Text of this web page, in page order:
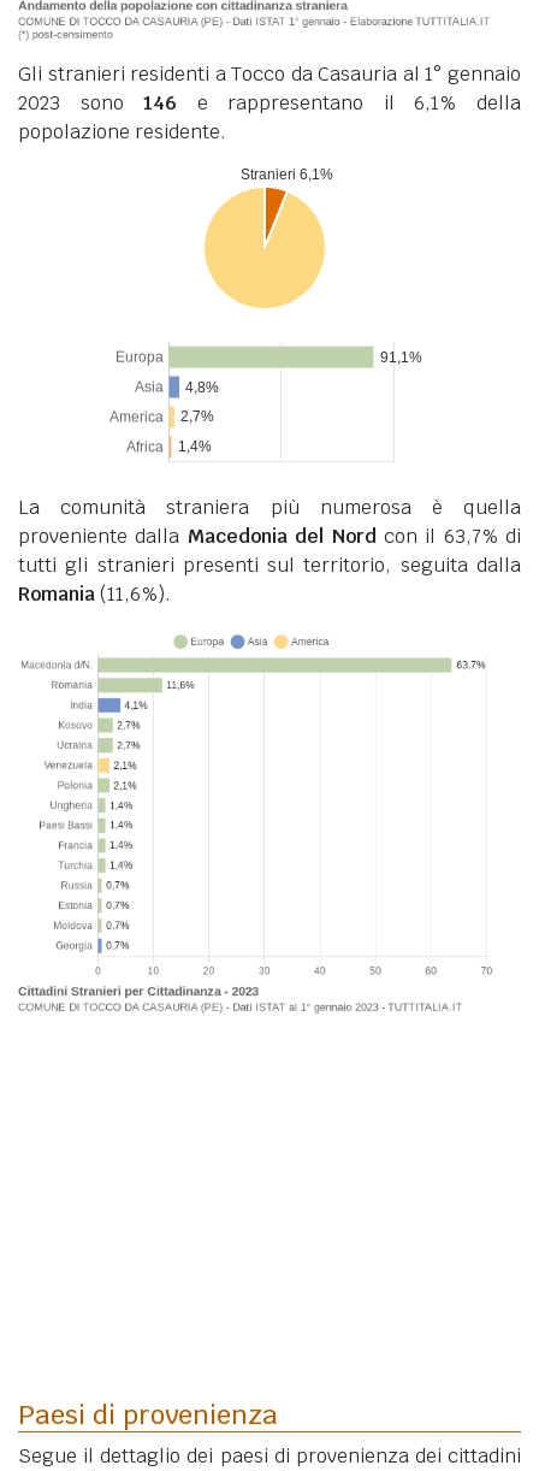
Gli stranieri residenti a Tocco da Casauria al 1° gennaio
2023 sono146 e rappresentano il 6,1% della
popolazione residente.
La comunità straniera più numerosa è quella
proveniente dalla Macedonia del Nordcon il 63,7% di
tutti gli stranieri presenti sul territorio, seguita dalla
Romania(11,6%).
Paesi di provenienza
Segue il dettaglio dei paesi di provenienza dei cittadini